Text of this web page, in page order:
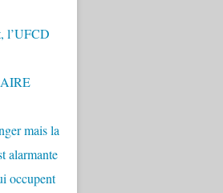
l’UFCD
mais la
alarmante
occupent